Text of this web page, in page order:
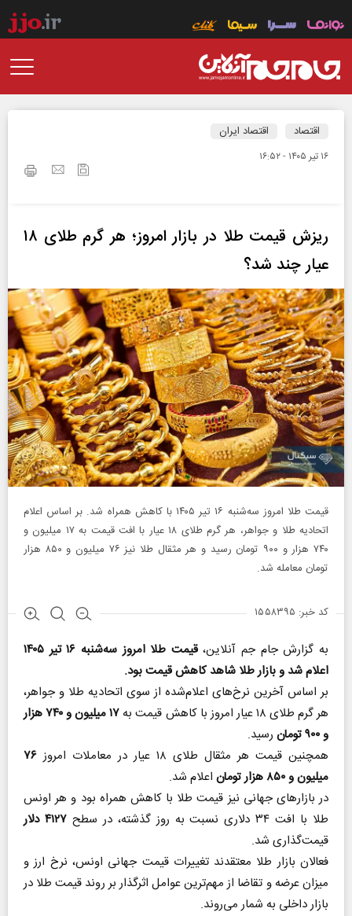
اقتصاد اقتصاد ایران
۱۶ تير ۱۴۰۵ - ۱۶:۵۲
ریزش قیمت طلا در بازار امروز؛ هر گرم طلای ۱۸
عیار چند شد؟
قیمت طلا امروز سه‌شنبه ۱۶ تیر ۱۴۰۵ با کاهش همراه شد. بر اساس اعلام
اتحادیه طلا و جواهر، هر گرم طلای ۱۸ عیار با افت قیمت به ۱۷ میلیون و
۷۴۰ هزار و ۹۰۰ تومان رسید و هر مثقال طلا نیز ۷۶ میلیون و ۸۵۰ هزار
تومان معامله شد.
کد خبر: ۱۵۵۸۳۹۵
به گزارش جام جم آنلاین،
قیمت طلا امروز سه‌شنبه ۱۶ تیر ۱۴۰۵
اعلام شد و بازار طلا شاهد کاهش قیمت بود.
بر اساس آخرین نرخ‌های اعلام‌شده از سوی اتحادیه طلا و جواهر،
هر گرم طلای ۱۸ عیار امروز با کاهش قیمت به
۱۷ میلیون و ۷۴۰ هزار
و ۹۰۰ تومان
رسید.
همچنین قیمت هر مثقال طلای ۱۸ عیار در معاملات امروز
۷۶
میلیون و ۸۵۰ هزار تومان
اعلام شد.
در بازارهای جهانی نیز قیمت طلا با کاهش همراه بود و هر اونس
طلا با افت ۳۴ دلاری نسبت به روز گذشته، در سطح
۴۱۲۷ دلار
قیمت‌گذاری شد.
فعالان بازار طلا معتقدند تغییرات قیمت جهانی اونس، نرخ ارز و
میزان عرضه و تقاضا از مهم‌ترین عوامل اثرگذار بر روند قیمت طلا در
بازار داخلی به شمار می‌روند.